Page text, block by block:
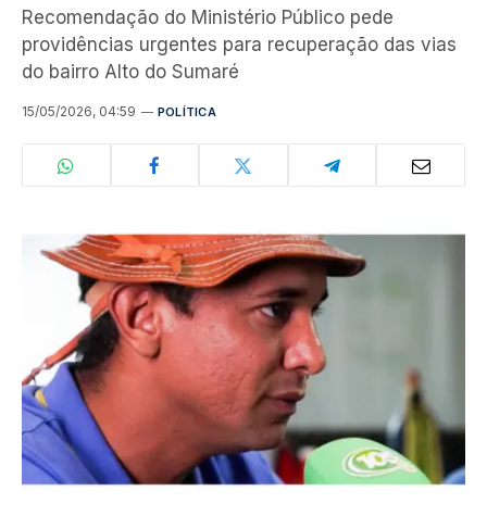
Recomendação do Ministério Público pede
providências urgentes para recuperação das vias
do bairro Alto do Sumaré
15/05/2026, 04:59 POLÍTICA